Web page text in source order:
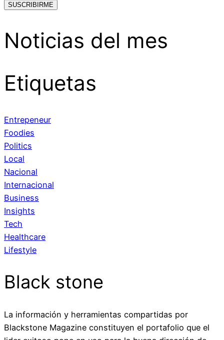
Noticias del mes
Etiquetas
Entrepeneur
Foodies
Politics
Local
Nacional
Internacional
Business
Insights
Tech
Healthcare
Lifestyle
Black stone
La información y herramientas compartidas por
Blackstone Magazine constituyen el portafolio que el